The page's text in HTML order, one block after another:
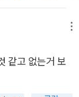
같고 없는거 보